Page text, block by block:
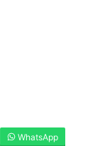
WhatsApp